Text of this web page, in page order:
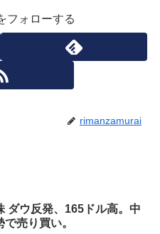
フォローする
rimanzamurai
ダウ反発、165ドル高。中
で売り買い。